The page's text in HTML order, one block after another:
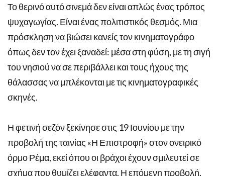
Το θερινό αυτό σινεμά δεν είναι απλώς ένας τρόπος
ψυχαγωγίας. Είναι ένας πολιτιστικός θεσμός. Μια
πρόσκληση να βιώσει κανείς τον κινηματογράφο
όπως δεν τον έχει ξαναδεί: μέσα στη φύση, με τη σιγή
του νησιού να σε περιβάλλει και τους ήχους της
θάλασσας να μπλέκονται με τις κινηματογραφικές
σκηνές.
Η φετινή σεζόν ξεκίνησε στις 19 Ιουνίου με την
προβολή της ταινίας «Η Επιστροφή» στον ονειρικό
όρμο Ρέμα, εκεί όπου οι βράχοι έχουν σμιλευτεί σε
σχήμα που θυμίζει ελέφαντα. Η επόμενη προβολή,